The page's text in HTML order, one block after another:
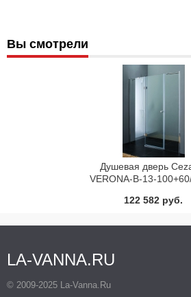
Вы смотрели
Душевая дверь
VERONA-B-13-
122 582 руб.
LA-VANNA.RU
© 2009-2025 La-Vanna.Ru